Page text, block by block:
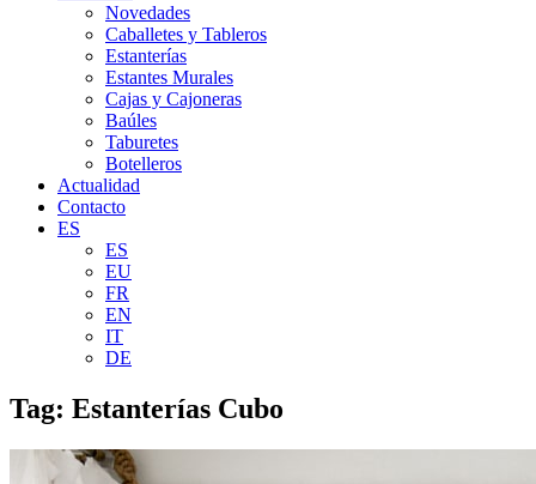
Novedades
Caballetes y Tableros
Estanterías
Estantes Murales
Cajas y Cajoneras
Baúles
Taburetes
Botelleros
Actualidad
Contacto
ES
ES
EU
FR
EN
IT
DE
Tag: Estanterías Cubo